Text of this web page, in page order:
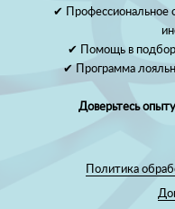
✔ Профессиональное
✔ Помощь в
✔ Программа
Доверьтесь
Политика